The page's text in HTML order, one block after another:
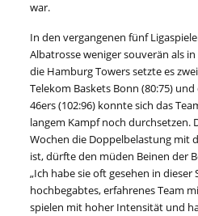
war.
In den vergangenen fünf
Albatrosse weniger souverän als
die Hamburg Towers setzte es
Telekom Baskets Bonn (80:75) und
46ers (102:96) konnte sich das
langem Kampf noch durchsetzen.
Wochen die Doppelbelastung mit
ist, dürfte den müden Beinen der
„Ich habe sie oft gesehen in dieser
hochbegabtes, erfahrenes Team
spielen mit hoher Intensität und